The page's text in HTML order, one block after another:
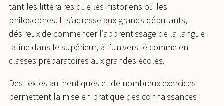
tant les littéraires que les historiens ou les
philosophes. Il s’adresse aux grands débutants,
désireux de commencer l’apprentissage de la langue
latine dans le supérieur, à l’université comme en
classes préparatoires aux grandes écoles.
Des textes authentiques et de nombreux exercices
permettent la mise en pratique des connaissances